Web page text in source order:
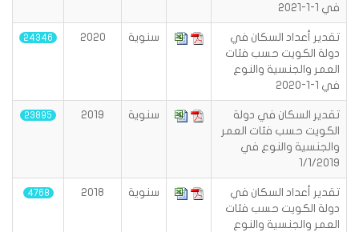
في 1-1-2021
تقدير أعداد السكان في
دولة الكويت حسب فئات
العمر والجنسية والنوع
في 1-1-2020
سنوية 2020
24346
تقدير السكان في دولة
الكويت حسب فئات العمر
والجنسية والنوع في
1/1/2019
سنوية 2019
23895
تقدير أعداد السكان في
دولة الكويت حسب فئات
العمر والجنسية والنوع
سنوية 2018
4768